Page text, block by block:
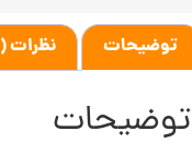
توضیحات نظرات (0)
توضیحات